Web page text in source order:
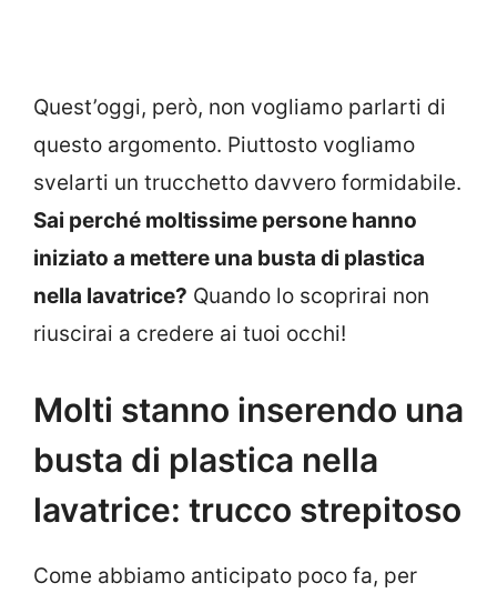
Quest’oggi, però, non vogliamo parlarti di
questo argomento. Piuttosto vogliamo
svelarti un trucchetto davvero formidabile.
Sai perché moltissime persone hanno
iniziato a mettere una busta di plastica
nella lavatrice? Quando lo scoprirai non
riuscirai a credere ai tuoi occhi!
Molti stanno inserendo una
busta di plastica nella
lavatrice: trucco strepitoso
Come abbiamo anticipato poco fa, per